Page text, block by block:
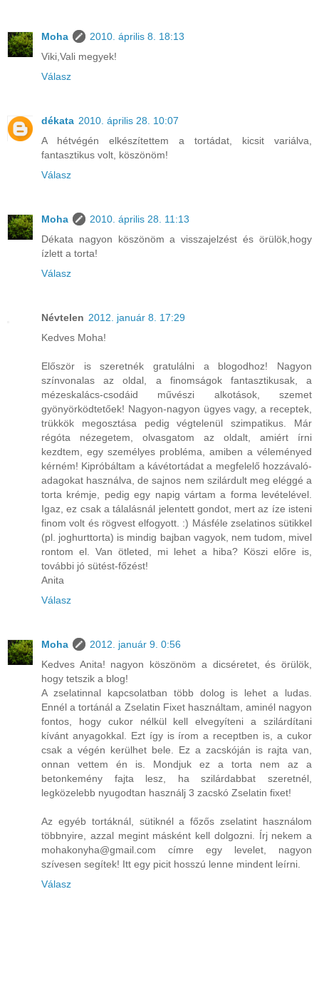
Moha
2010. április 8. 18:13
Viki,Vali megyek!
Válasz
dékata 2010. április 28. 10:07
A hétvégén elkészítettem a tortádat, kicsit variálva,
fantasztikus volt, köszönöm!
Válasz
Moha
2010. április 28. 11:13
Dékata nagyon köszönöm a visszajelzést és örülök,hogy
ízlett a torta!
Válasz
Névtelen 2012. január 8. 17:29
Kedves Moha!
Először is szeretnék gratulálni a blogodhoz! Nagyon
színvonalas az oldal, a finomságok fantasztikusak, a
mézeskalács-csodáid művészi alkotások, szemet
gyönyörködtetőek! Nagyon-nagyon ügyes vagy, a receptek,
trükkök megosztása pedig végtelenül szimpatikus. Már
régóta nézegetem, olvasgatom az oldalt, amiért írni
kezdtem, egy személyes probléma, amiben a véleményed
kérném! Kipróbáltam a kávétortádat a megfelelő hozzávaló-
adagokat használva, de sajnos nem szilárdult meg eléggé a
torta krémje, pedig egy napig vártam a forma levételével.
Igaz, ez csak a tálalásnál jelentett gondot, mert az íze isteni
finom volt és rögvest elfogyott. :) Másféle zselatinos sütikkel
(pl. joghurttorta) is mindig bajban vagyok, nem tudom, mivel
rontom el. Van ötleted, mi lehet a hiba? Köszi előre is,
további jó sütést-főzést!
Anita
Válasz
Moha
2012. január 9. 0:56
Kedves Anita! nagyon köszönöm a dicséretet, és örülök,
hogy tetszik a blog!
A zselatinnal kapcsolatban több dolog is lehet a ludas.
Ennél a tortánál a Zselatin Fixet használtam, aminél nagyon
fontos, hogy cukor nélkül kell elvegyíteni a szilárdítani
kívánt anyagokkal. Ezt így is írom a receptben is, a cukor
csak a végén kerülhet bele. Ez a zacskóján is rajta van,
onnan vettem én is. Mondjuk ez a torta nem az a
betonkemény fajta lesz, ha szilárdabbat szeretnél,
legközelebb nyugodtan használj 3 zacskó Zselatin fixet!
Az egyéb tortáknál, sütiknél a főzős zselatint használom
többnyire, azzal megint másként kell dolgozni. Írj nekem a
mohakonyha@gmail.com címre egy levelet, nagyon
szívesen segítek! Itt egy picit hosszú lenne mindent leírni.
Válasz